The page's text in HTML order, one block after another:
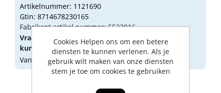
Artikelnummer: 1121690
Gtin: 8714678230165
Fabrikant artikel nummer: 5523016
Vraag eenaccount aan of
om prijzen te
kunnen zien.
Vandaag besteld, morgen geleverd
Cookies Helpen ons om een betere
diensten te kunnen verlenen. Als je
gebruik wilt maken van onze diensten
stem je toe om cookies te gebruiken